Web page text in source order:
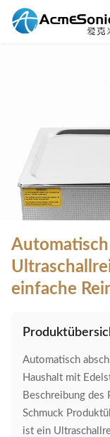
einfache
Automatisch
Haushalt mit
Beschreibung
Schmuck
ist ein